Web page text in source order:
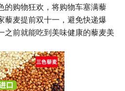
的购物狂欢，将购物车塞满藜
藜麦提前双十一，避免快递爆
之前就能吃到美味健康的藜麦美